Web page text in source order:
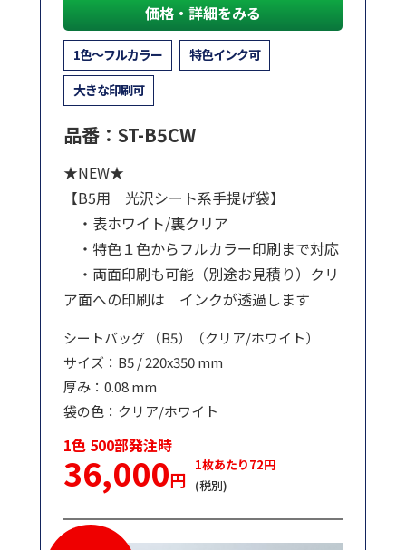
価格・詳細をみる
1色～フルカラー
特色インク可
大きな印刷可
品番：ST-B5CW
★NEW★
【B5用 光沢シート系手提げ袋】
・表ホワイト/裏クリア
・特色１色からフルカラー印刷まで対応
・両面印刷も可能（別途お見積り）クリ
ア面への印刷は インクが透過します
シートバッグ （B5）（クリア/ホワイト）
サイズ：B5 / 220x350 mm
厚み：0.08 mm
袋の色：クリア/ホワイト
1色 500部発注時
36,000円
1枚あたり72円
(税別)